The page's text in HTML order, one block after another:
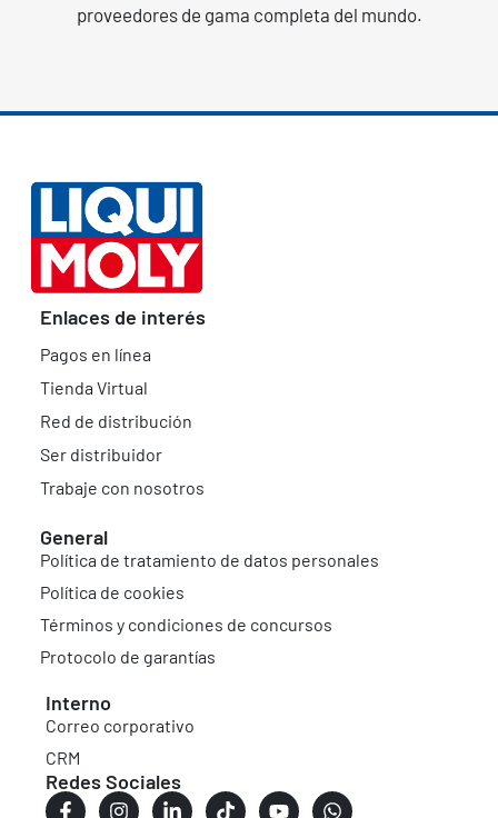
proveedores de gama completa del mundo.
Enlaces de interés
Pagos en línea
Tienda Virtual
Red de distribución
Ser distribuidor
Trabaje con nosotros
General
Política de tratamiento de datos personales
Política de cookies
Términos y condiciones de concursos
Protocolo de garantías
Interno
Correo corporativo
CRM
Redes Sociales